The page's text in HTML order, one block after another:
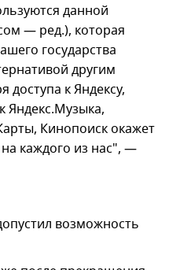
данной
— ред.), которая
государства
другим
к Яндексу,
Яндекс.Музыка,
Кинопоиск окажет
каждого из нас", —
возможность